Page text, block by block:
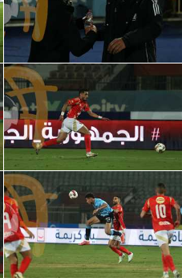
ميركاتو
تحقيق في الجول
تقرير في الجول
تحليل في الجول
حكايات في الجول
كويز في الجول
فيديو في الجول